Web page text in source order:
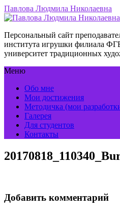
Павлова Людмила Николаевна
Персональный сайт
института игрушки филиала
университет традиционных
Меню
Обо мне
Мои достижения
Методичка (мои
Галерея
Для студентов
Контакты
Добавить комментарий